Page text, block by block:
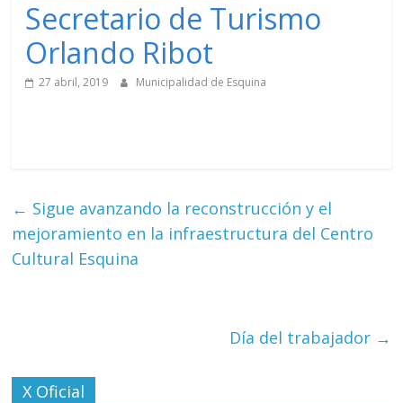
Secretario de Turismo
Orlando Ribot
27 abril, 2019 Municipalidad de Esquina
← Sigue avanzando la reconstrucción y el
mejoramiento en la infraestructura del Centro
Cultural Esquina
Día del trabajador →
X Oficial